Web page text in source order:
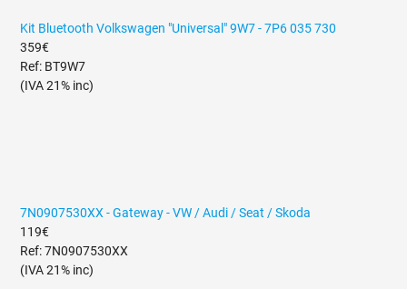
Kit Bluetooth Volkswagen "Universal" 9W7 - 7P6 035 730
359€
Ref: BT9W7
(IVA 21% inc)
7N0907530XX - Gateway - VW / Audi / Seat / Skoda
119€
Ref: 7N0907530XX
(IVA 21% inc)